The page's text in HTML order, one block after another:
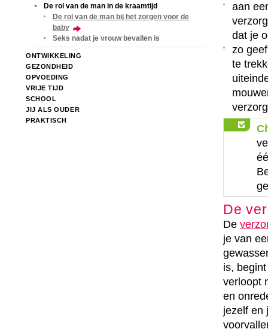
De rol van de man in de kraamtijd
De rol van de man bij het zorgen voor de
baby
Seks nadat je vrouw bevallen is
ONTWIKKELING
GEZONDHEID
OPVOEDING
VRIJE TIJD
SCHOOL
JIJ ALS OUDER
PRAKTISCH
aan
dat je
zo
te
De
De
je van
is,
verloopt
en
jezelf en